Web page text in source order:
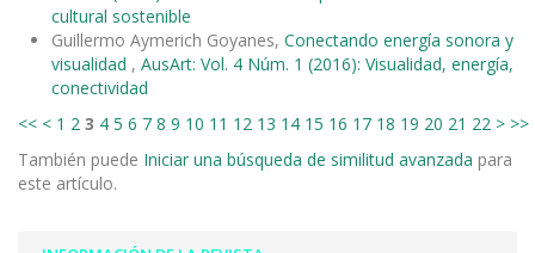
cultural sostenible
Guillermo Aymerich Goyanes, Conectando energía sonora y
visualidad , AusArt: Vol. 4 Núm. 1 (2016): Visualidad, energía,
conectividad
<< < 1 2 3 4 5 6 7 8 9 10 11 12 13 14 15 16 17 18 19 20 21 22 > >>
También puede Iniciar una búsqueda de similitud avanzada para
este artículo.